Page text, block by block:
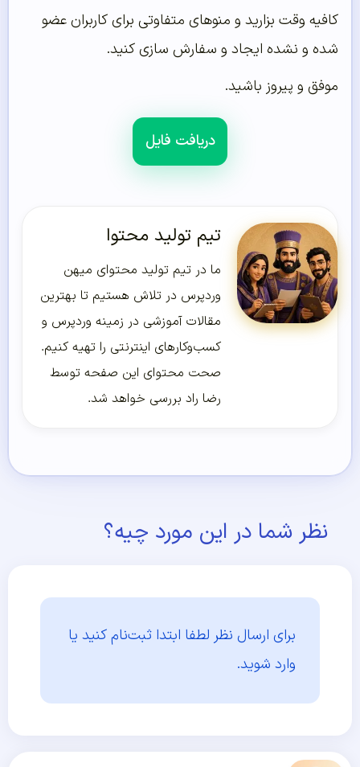
کافیه وقت بزارید و منوهای متفاوتی برای کاربران عضو
شده و نشده ایجاد و سفارش سازی کنید.
موفق و پیروز باشید.
دریافت فایل
تیم تولید محتوا
ما در تیم تولید محتوای میهن
وردپرس در تلاش هستیم تا بهترین
مقالات آموزشی در زمینه وردپرس و
کسب‌و‌کارهای اینترنتی را تهیه کنیم.
صحت محتوای این صفحه توسط
رضا راد بررسی خواهد شد.
نظر شما در این مورد چیه؟
برای ارسال نظر لطفا ابتدا ثبت‌نام کنید یا
وارد شوید.